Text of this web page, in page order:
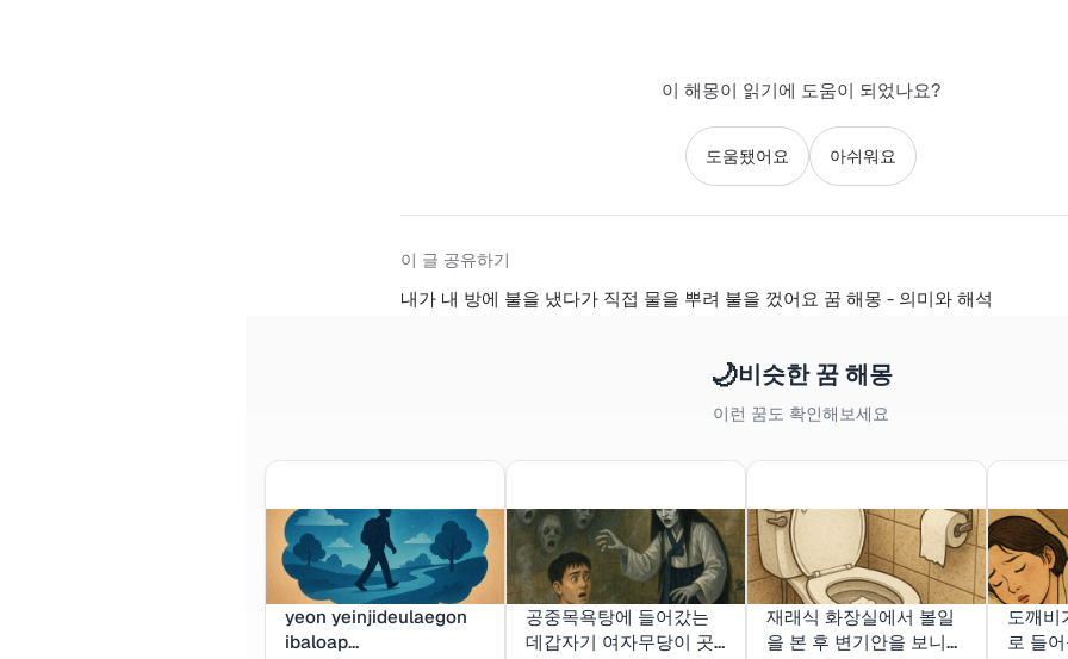
이 해몽이 읽기에 도움이 되었나요?
도움됐어요 아쉬워요
이 글 공유하기
내가 내 방에 불을 냈다가 직접 물을 뿌려 불을 껐어요 꿈 해몽 - 의미와 해석
🌙비슷한 꿈 해몽
이런 꿈도 확인해보세요
yeon yeinjideulaegon
ibaloap
공중목욕탕에 들어갔는
데갑자기 여자무당이 곳
재래식 화장실에서 볼일
을 본 후 변기안을 보니
도깨비
로 들